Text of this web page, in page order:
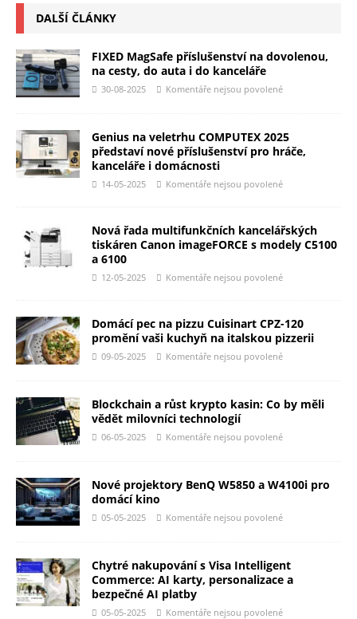
DALŠÍ ČLÁNKY
FIXED MagSafe příslušenství na dovolenou,
na cesty, do auta i do kanceláře
30-08-2025 Komentáře nejsou povolené
Genius na veletrhu COMPUTEX 2025
představí nové příslušenství pro hráče,
kanceláře i domácnosti
14-05-2025 Komentáře nejsou povolené
Nová řada multifunkčních kancelářských
tiskáren Canon imageFORCE s modely C5100
a 6100
12-05-2025 Komentáře nejsou povolené
Domácí pec na pizzu Cuisinart CPZ-120
promění vaši kuchyň na italskou pizzerii
09-05-2025 Komentáře nejsou povolené
Blockchain a růst krypto kasin: Co by měli
vědět milovníci technologií
06-05-2025 Komentáře nejsou povolené
Nové projektory BenQ W5850 a W4100i pro
domácí kino
05-05-2025 Komentáře nejsou povolené
Chytré nakupování s Visa Intelligent
Commerce: AI karty, personalizace a
bezpečné AI platby
05-05-2025 Komentáře nejsou povolené